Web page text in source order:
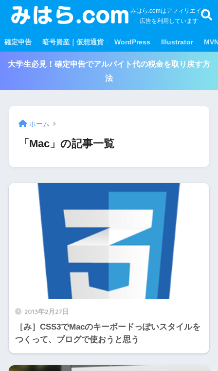
みはら.comはアフィリエイト
広告を利用しています
確定申告 暗号資産｜仮想通貨 WordPress Illustrator
大学生必見！確定申告でアルバイト代の税金を取り戻す方
法
ホーム
「Mac」の記事一覧
2013年2月27日
［み］CSS3でMacのキーボードっぽいスタイルを
つくって、ブログで使おうと思う